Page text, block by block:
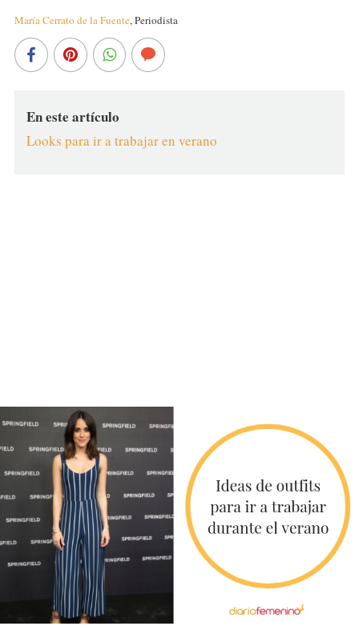
María Cerrato de la Fuente,Periodista
En este artículo
Looks para ir a trabajar en verano